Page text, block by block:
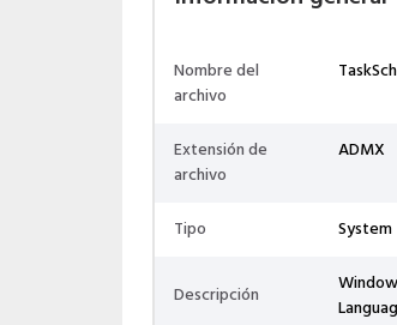
Nombre del
archivo
Extensión de
archivo
ADMX
Tipo System
Descripción